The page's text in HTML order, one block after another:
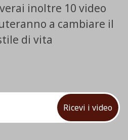
inoltre 10 video
a cambiare il
di vita
Ricevi i video